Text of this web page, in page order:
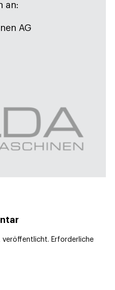
an:
AG
veröffentlicht. Erforderliche